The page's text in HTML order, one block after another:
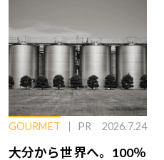
GOURMET PR 2026.7.24
大分から世界へ。100％